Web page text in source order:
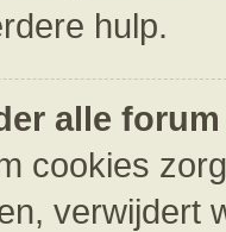
hulp.
alle
cookies
verwijdert